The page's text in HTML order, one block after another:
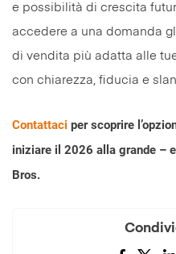
e possibilità di crescita
accedere a una domanda
di vendita più adatta alle
con chiarezza, fiducia e
Contattaci per scoprire
iniziare il 2026 alla grande –
Bros.